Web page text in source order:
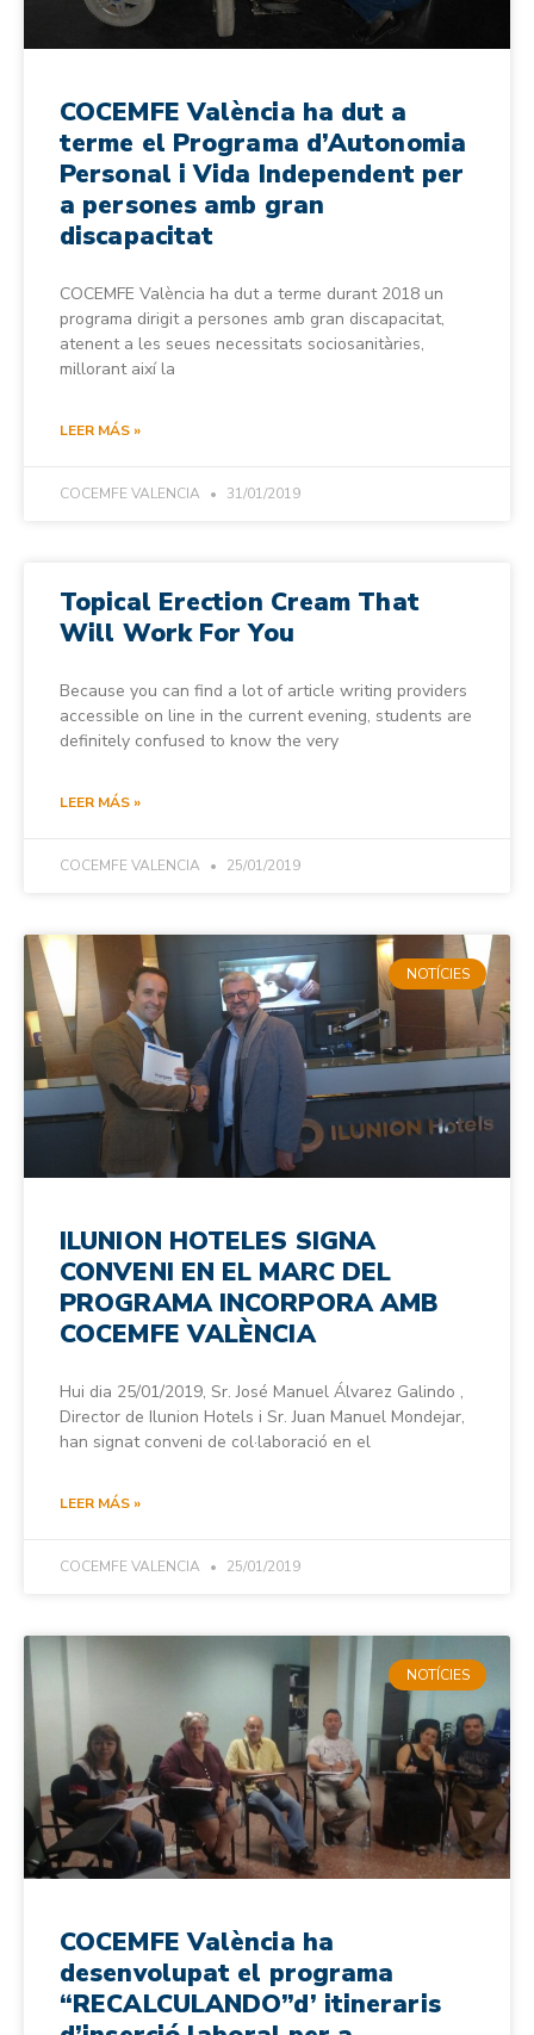
COCEMFE València ha dut a
terme el Programa d’Autonomia
Personal i Vida Independent per
a persones amb gran
discapacitat
COCEMFE València ha dut a terme durant 2018 un
programa dirigit a persones amb gran discapacitat,
atenent a les seues necessitats sociosanitàries,
millorant així la
LEER MÁS »
COCEMFE VALENCIA 31/01/2019
Topical Erection Cream That
Will Work For You
Because you can find a lot of article writing providers
accessible on line in the current evening, students are
definitely confused to know the very
LEER MÁS »
COCEMFE VALENCIA 25/01/2019
NOTÍCIES
ILUNION HOTELES SIGNA
CONVENI EN EL MARC DEL
PROGRAMA INCORPORA AMB
COCEMFE VALÈNCIA
Hui dia 25/01/2019, Sr. José Manuel Álvarez Galindo ,
Director de Ilunion Hotels i Sr. Juan Manuel Mondejar,
han signat conveni de col·laboració en el
LEER MÁS »
COCEMFE VALENCIA 25/01/2019
NOTÍCIES
COCEMFE València ha
desenvolupat el programa
“RECALCULANDO”d’ itineraris